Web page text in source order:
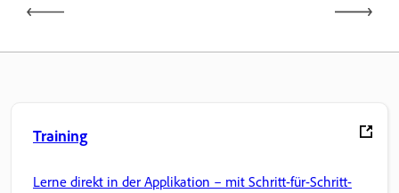
Training
Lerne direkt in der Applikation – mit Schritt-für-Schritt-